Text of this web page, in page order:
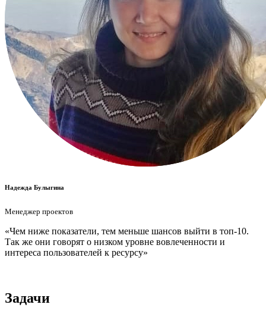
Надежда Булыгина
Менеджер проектов
«Чем ниже показатели, тем меньше шансов выйти в топ-10.
Так же они говорят о низком уровне вовлеченности и
интереса пользователей к ресурсу»
Задачи